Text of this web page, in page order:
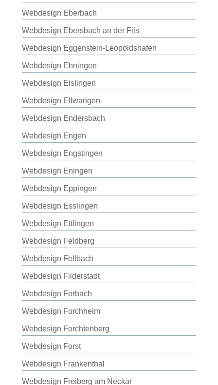
Webdesign Eberbach
Webdesign Ebersbach an der Fils
Webdesign Eggenstein-Leopoldshafen
Webdesign Ehningen
Webdesign Eislingen
Webdesign Ellwangen
Webdesign Endersbach
Webdesign Engen
Webdesign Engstingen
Webdesign Eningen
Webdesign Eppingen
Webdesign Esslingen
Webdesign Ettlingen
Webdesign Feldberg
Webdesign Fellbach
Webdesign Filderstadt
Webdesign Forbach
Webdesign Forchheim
Webdesign Forchtenberg
Webdesign Forst
Webdesign Frankenthal
Webdesign Freiberg am Neckar